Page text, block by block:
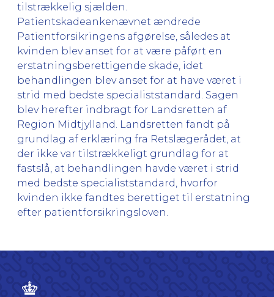
tilstrækkelig sjælden.
Patientskadeankenævnet ændrede
Patientforsikringens afgørelse, således at
kvinden blev anset for at være påført en
erstatningsberettigende skade, idet
behandlingen blev anset for at have været i
strid med bedste specialiststandard. Sagen
blev herefter indbragt for Landsretten af
Region Midtjylland. Landsretten fandt på
grundlag af erklæring fra Retslægerådet, at
der ikke var tilstrækkeligt grundlag for at
fastslå, at behandlingen havde været i strid
med bedste specialiststandard, hvorfor
kvinden ikke fandtes berettiget til erstatning
efter patientforsikringsloven.